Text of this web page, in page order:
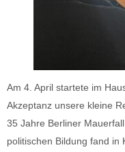
Am 4. April startete im
Akzeptanz unsere kleine
35 Jahre Berliner
politischen Bildung fand in